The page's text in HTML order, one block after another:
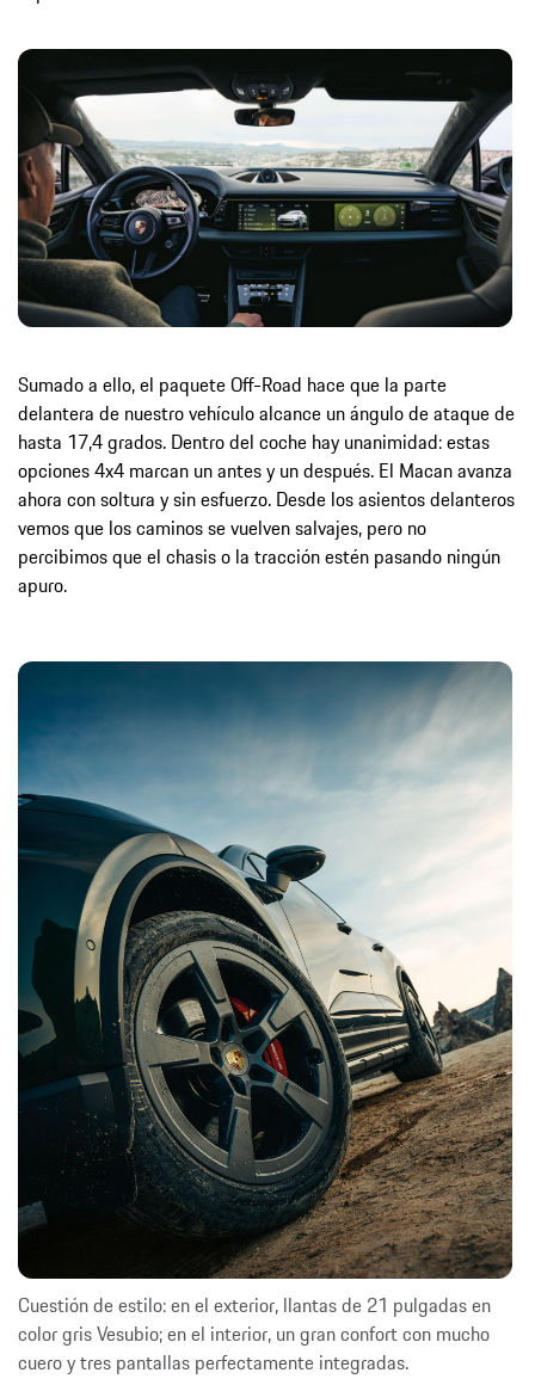
Sumado a ello, el paquete Off-Road hace que la parte
delantera de nuestro vehículo alcance un ángulo de ataque de
hasta 17,4 grados. Dentro del coche hay unanimidad: estas
opciones 4x4 marcan un antes y un después. El Macan avanza
ahora con soltura y sin esfuerzo. Desde los asientos delanteros
vemos que los caminos se vuelven salvajes, pero no
percibimos que el chasis o la tracción estén pasando ningún
apuro.
Cuestión de estilo: en el exterior, llantas de 21 pulgadas en
color gris Vesubio; en el interior, un gran confort con mucho
cuero y tres pantallas perfectamente integradas.